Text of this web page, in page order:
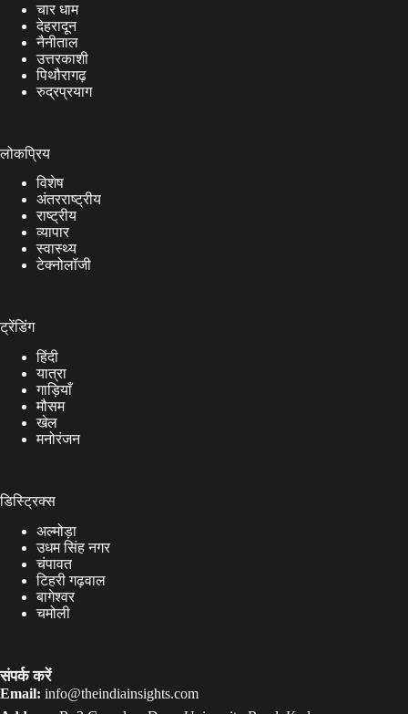
चार धाम
देहरादून
नैनीताल
उत्तरकाशी
पिथौरागढ़
रुद्रप्रयाग
लोकप्रिय
विशेष
अंतरराष्ट्रीय
राष्ट्रीय
व्यापार
स्वास्थ्य
टेक्नोलॉजी
ट्रेंडिंग
हिंदी
यात्रा
गाड़ियाँ
मौसम
खेल
मनोरंजन
डिस्ट्रिक्स
अल्मोड़ा
उधम सिंह नगर
चंपावत
टिहरी गढ़वाल
बागेश्वर
चमोली
संपर्क करें
Email: info@theindiainsights.com